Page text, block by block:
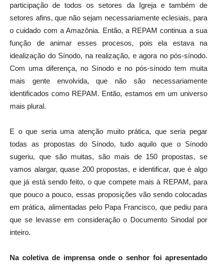
participação de todos os setores da Igreja e também de
setores afins, que não sejam necessariamente eclesiais, para
o cuidado com a Amazônia. Então, a REPAM continua a sua
função de animar esses procesos, pois ela estava na
idealização do Sínodo, na realização, e agora no pós-sínodo.
Com uma diferença, no Sínodo e no pós-sínodo tem muita
mais gente envolvida, que não são necessariamente
identificados como REPAM. Então, estamos em um universo
mais plural.
E o que seria uma atenção muito prática, que seria pegar
todas as propostas do Sínodo, tudo aquilo que o Sínodo
sugeriu, que são muitas, são mais de 150 propostas, se
vamos alargar, quase 200 propostas, e identificar, que é algo
que já está sendo feito, o que compete mais à REPAM, para
que pouco a pouco, essas proposições vão sendo colocadas
em prática, alimentadas pelo Papa Francisco, que pediu para
que se levasse em consideração o Documento Sinodal por
inteiro.
Na coletiva de imprensa onde o senhor foi apresentado